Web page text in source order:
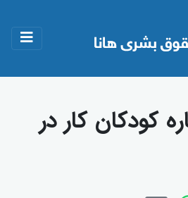
کودکان کار در